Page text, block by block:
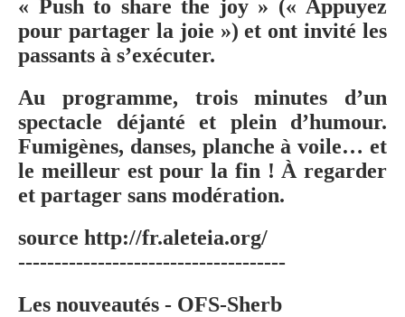
« Push to share the joy » (« Appuyez
pour partager la joie ») et ont invité les
passants à s’exécuter.
Au programme, trois minutes d’un
spectacle déjanté et plein d’humour.
Fumigènes, danses, planche à voile… et
le meilleur est pour la fin ! À regarder
et partager sans modération.
source http://fr.aleteia.org/
-------------------------------------
Les nouveautés - OFS-Sherb